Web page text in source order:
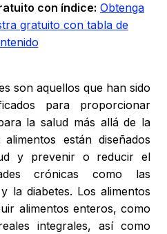
con índice: Obtenga
gratuito con tabla de
son aquellos que han sido
para proporcionar
la salud más allá de la
están diseñados
y prevenir o reducir el
crónicas como las
la diabetes. Los alimentos
alimentos enteros, como
integrales, así como